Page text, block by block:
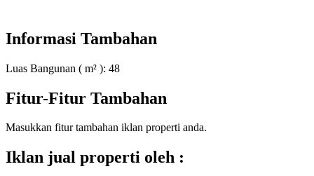
Informasi Tambahan
Luas Bangunan ( m² ): 48
Fitur-Fitur Tambahan
Masukkan fitur tambahan iklan properti anda.
Iklan jual properti oleh :